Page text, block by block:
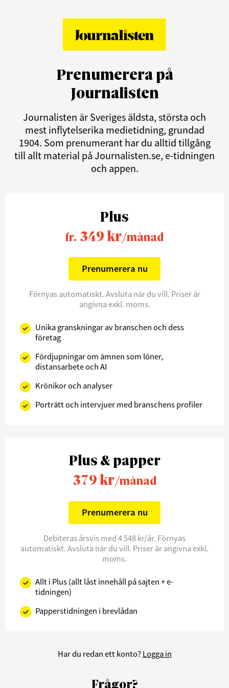
Prenumerera på
Journalisten
Journalisten är Sveriges äldsta, största och
mest inflytelserika medietidning, grundad
1904. Som prenumerant har du alltid tillgång
till allt material på Journalisten.se, e-tidningen
och appen.
Plus
fr. 349 kr/månad
Prenumerera nu
Förnyas automatiskt. Avsluta när du vill. Priser är
angivna exkl. moms.
Unika granskningar av branschen och dess
företag
Fördjupningar om ämnen som löner,
distansarbete och AI
Krönikor och analyser
Porträtt och intervjuer med branschens profiler
Plus & papper
379 kr/månad
Prenumerera nu
Debiteras årsvis med 4 548 kr/år. Förnyas
automatiskt. Avsluta när du vill. Priser är angivna exkl.
moms.
Allt i Plus (allt låst innehåll på sajten + e-
tidningen)
Papperstidningen i brevlådan
Har du redan ett konto? Logga in
Frågor?